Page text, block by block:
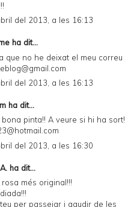
del 2013, a les 16:13
ha dit...
que no he deixat el meu correu
del 2013, a les 16:13
ha dit...
bona pinta!! A veure si hi ha sort!
del 2013, a les 16:30
ha dit...
rosa més original!!!
per passejar i gaudir de les